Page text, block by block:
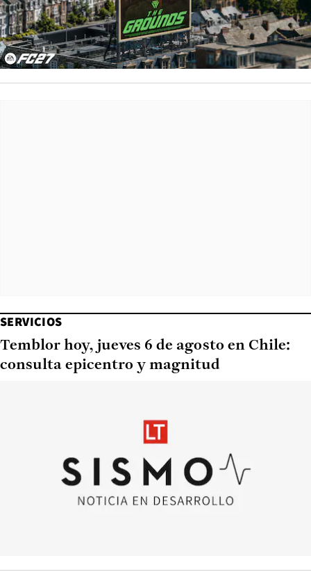
SERVICIOS
Temblor hoy, jueves 6 de agosto en Chile:
consulta epicentro y magnitud